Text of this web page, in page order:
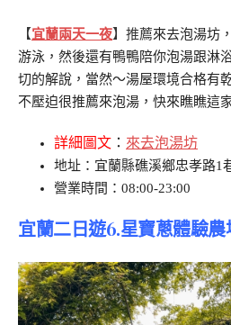
【宜蘭兩天一夜】推薦來去泡湯坊
游泳，然後還有鴨鴨陪你泡湯跟淋
切的解說，當然～湯屋環境合格有
不壓迫很推薦來泡湯，快來瞧瞧這
詳細圖文 ： 來去泡湯坊
地址：宜蘭縣礁溪鄉忠孝路1
營業時間：08:00-23:00
宜蘭二日遊6.星寶蔥體驗農